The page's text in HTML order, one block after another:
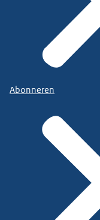
Abonneren